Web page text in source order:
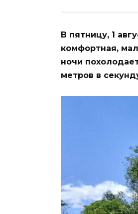
В пятницу, 1
комфортная,
ночи
метров в